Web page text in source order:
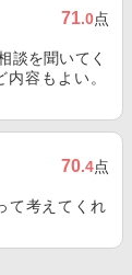
71.0点
談を聞いてく
容もよい。
70.4点
て考えてくれ